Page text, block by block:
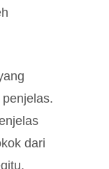
dari